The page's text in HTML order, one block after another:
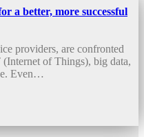
a better, more successful
providers, are confronted
of Things), big data,
Even…